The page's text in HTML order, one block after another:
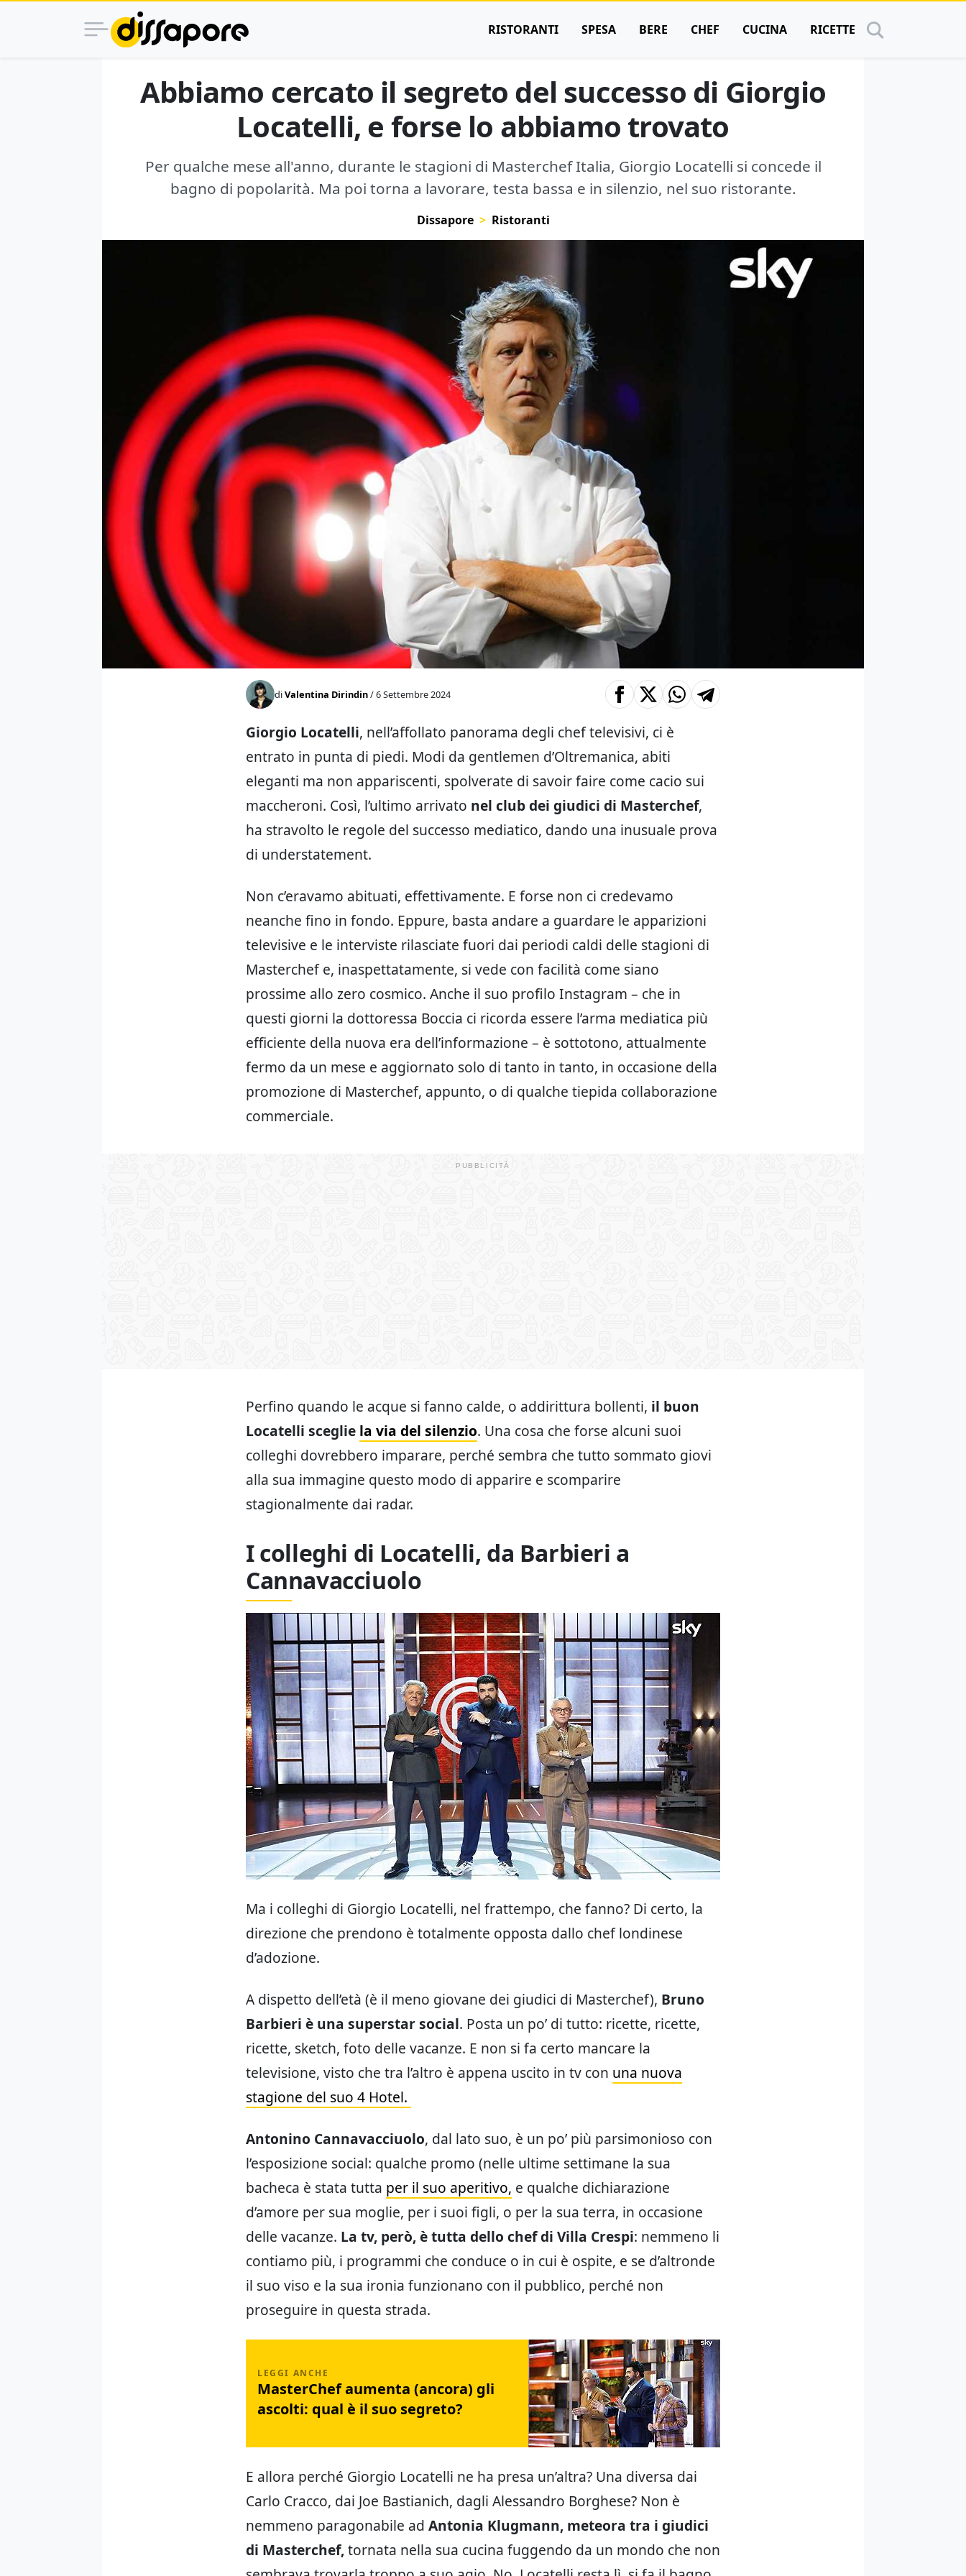
RISTORANTI SPESA BERE CHEF CUCINA RICETTE
Abbiamo cercato il segreto del successo di Giorgio
Locatelli, e forse lo abbiamo trovato
Per qualche mese all'anno, durante le stagioni di Masterchef Italia, Giorgio Locatelli si concede il
bagno di popolarità. Ma poi torna a lavorare, testa bassa e in silenzio, nel suo ristorante.
Dissapore Ristoranti
diValentina Dirindin/ 6 Settembre 2024
Giorgio Locatelli, nell’affollato panorama degli chef televisivi, ci è
entrato in punta di piedi. Modi da gentlemen d’Oltremanica, abiti
eleganti ma non appariscenti, spolverate di savoir faire come cacio sui
maccheroni. Così, l’ultimo arrivato nel club dei giudici di Masterchef,
ha stravolto le regole del successo mediatico, dando una inusuale prova
di understatement.
Non c’eravamo abituati, effettivamente. E forse non ci credevamo
neanche fino in fondo. Eppure, basta andare a guardare le apparizioni
televisive e le interviste rilasciate fuori dai periodi caldi delle stagioni di
Masterchef e, inaspettatamente, si vede con facilità come siano
prossime allo zero cosmico. Anche il suo profilo Instagram – che in
questi giorni la dottoressa Boccia ci ricorda essere l’arma mediatica più
efficiente della nuova era dell’informazione – è sottotono, attualmente
fermo da un mese e aggiornato solo di tanto in tanto, in occasione della
promozione di Masterchef, appunto, o di qualche tiepida collaborazione
commerciale.
Perfino quando le acque si fanno calde, o addirittura bollenti, il buon
Locatelli sceglie la via del silenzio. Una cosa che forse alcuni suoi
colleghi dovrebbero imparare, perché sembra che tutto sommato giovi
alla sua immagine questo modo di apparire e scomparire
stagionalmente dai radar.
I colleghi di Locatelli, da Barbieri a
Cannavacciuolo
Ma i colleghi di Giorgio Locatelli, nel frattempo, che fanno? Di certo, la
direzione che prendono è totalmente opposta dallo chef londinese
d’adozione.
A dispetto dell’età (è il meno giovane dei giudici di Masterchef), Bruno
Barbieri è una superstar social. Posta un po’ di tutto: ricette, ricette,
ricette, sketch, foto delle vacanze. E non si fa certo mancare la
televisione, visto che tra l’altro è appena uscito in tv con una nuova
stagione del suo 4 Hotel.
Antonino Cannavacciuolo, dal lato suo, è un po’ più parsimonioso con
l’esposizione social: qualche promo (nelle ultime settimane la sua
bacheca è stata tutta per il suo aperitivo, e qualche dichiarazione
d’amore per sua moglie, per i suoi figli, o per la sua terra, in occasione
delle vacanze. La tv, però, è tutta dello chef di Villa Crespi: nemmeno li
contiamo più, i programmi che conduce o in cui è ospite, e se d’altronde
il suo viso e la sua ironia funzionano con il pubblico, perché non
proseguire in questa strada.
MasterChef aumenta (ancora) gli
ascolti: qual è il suo segreto?
E allora perché Giorgio Locatelli ne ha presa un’altra? Una diversa dai
Carlo Cracco, dai Joe Bastianich, dagli Alessandro Borghese? Non è
nemmeno paragonabile ad Antonia Klugmann, meteora tra i giudici
di Masterchef,tornata nella sua cucina fuggendo da un mondo che non